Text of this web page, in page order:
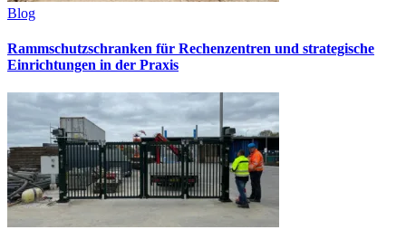
Blog
Rammschutzschranken für Rechenzentren und strategische
Einrichtungen in der Praxis